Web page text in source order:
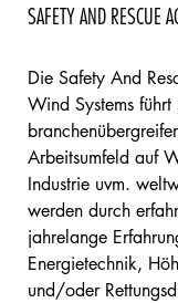
SAFETY AND RESCUE
Die Safety And
Wind Systems
Arbeitsumfeld auf
Industrie uvm.
werden durch
jahrelange
Energietechnik,
und/oder